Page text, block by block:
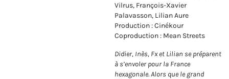
Vilrus, François-Xavier
Palavasson, Lilian Aure
Production : Cinékour
Coproduction : Mean Streets
Didier, Inès, Fx et Lilian se préparent
à s’envoler pour la France
hexagonale. Alors que le grand